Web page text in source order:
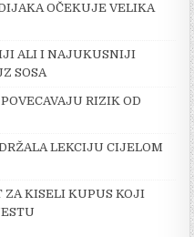
OČEKUJE VELIKA
ALI I NAJUKUSNIJI
SOSA
RIZIK OD
LEKCIJU CIJELOM
ZA KISELI KUPUS KOJI